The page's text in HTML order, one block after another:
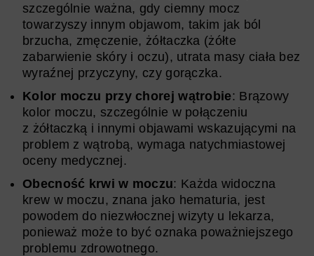
szczególnie ważna, gdy ciemny mocz
towarzyszy innym objawom, takim jak ból
brzucha, zmęczenie, żółtaczka (żółte
zabarwienie skóry i oczu), utrata masy ciała bez
wyraźnej przyczyny, czy gorączka.
Kolor moczu przy chorej wątrobie: Brązowy
kolor moczu, szczególnie w połączeniu
z żółtaczką i innymi objawami wskazującymi na
problem z wątrobą, wymaga natychmiastowej
oceny medycznej.
Obecność krwi w moczu: Każda widoczna
krew w moczu, znana jako hematuria, jest
powodem do niezwłocznej wizyty u lekarza,
ponieważ może to być oznaka poważniejszego
problemu zdrowotnego.